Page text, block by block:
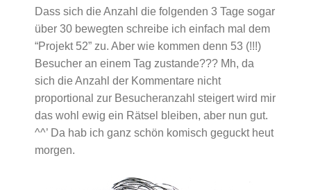
Dass sich die Anzahl die folgenden 3 Tage sogar
über 30 bewegten schreibe ich einfach mal dem
“Projekt 52” zu. Aber wie kommen denn 53 (!!!)
Besucher an einem Tag zustande??? Mh, da
sich die Anzahl der Kommentare nicht
proportional zur Besucheranzahl steigert wird mir
das wohl ewig ein Rätsel bleiben, aber nun gut.
^^’ Da hab ich ganz schön komisch geguckt heut
morgen.